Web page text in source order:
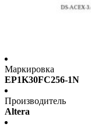
Маркировка
EP1K30FC256-1N
Производитель
Altera